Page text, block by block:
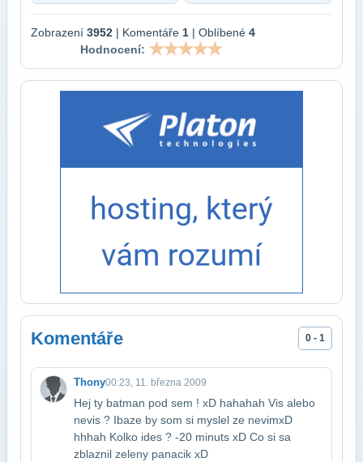
Zobrazení 3952 | Komentáře 1 | Oblíbené 4
Hodnocení:
Komentáře 0 - 1
Thony00:23, 11. března 2009
Hej ty batman pod sem ! xD hahahah Vis alebo
nevis ? Ibaze by som si myslel ze nevim​xD
hhhah Kolko ides ? -20 minuts xD Co si sa
zblaznil zeleny panacik xD